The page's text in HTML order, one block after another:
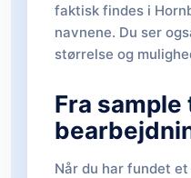
faktisk findes i
navnene. Du ser
størrelse og
Fra sample
Når du har fundet